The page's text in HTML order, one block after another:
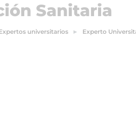
Sanitaria
universitarios Experto